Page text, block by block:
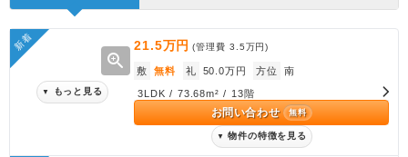
新着
zoom_in
▼ もっと見る
21.5万円 (管理費3.5万円)
敷 無料 礼 50.0万円 方位 南
3LDK / 73.68m² / 13階
お問い合わせ 無料
▼ 物件の特徴を見る